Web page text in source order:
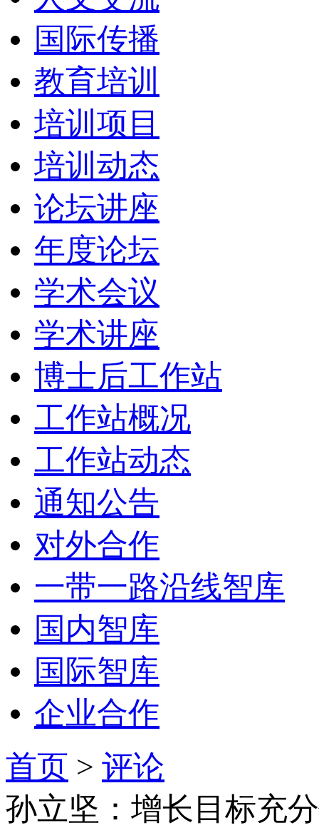
国际传播
教育培训
培训项目
培训动态
论坛讲座
年度论坛
学术会议
学术讲座
博士后工作站
工作站概况
工作站动态
通知公告
对外合作
一带一路沿线智库
国内智库
国际智库
企业合作
首页 > 评论
孙立坚：增长目标充